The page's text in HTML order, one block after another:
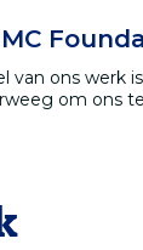
van ons werk
om ons